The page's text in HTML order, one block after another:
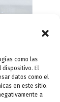
como las
dispositivo. El
datos como el
en este sitio.
a
y